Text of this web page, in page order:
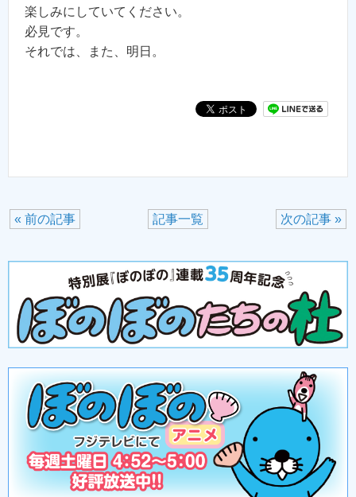
楽しみにしていてください。
必見です。
それでは、また、明日。
次の記事 »
記事一覧
« 前の記事